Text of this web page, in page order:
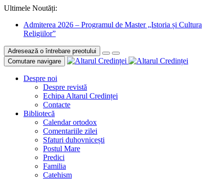
Ultimele Noutăți:
Admiterea 2026 – Programul de Master „Istoria și Cultura
Religiilor”
Adresează o întrebare preotului
Comutare navigare
Despre noi
Despre revistă
Echipa Altarul Credinței
Contacte
Bibliotecă
Calendar ortodox
Comentariile zilei
Sfaturi duhovnicești
Postul Mare
Predici
Familia
Catehism